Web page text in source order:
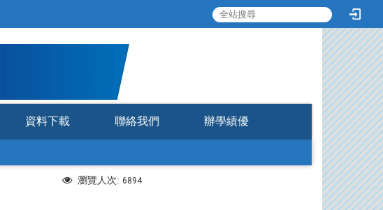
資料下載 聯絡我們 辦學績優
瀏覽人次: 6894